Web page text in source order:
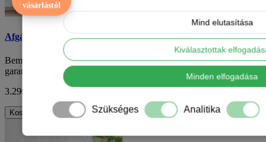
Afgán agár mintás bögre
Bemutatjuk az afgán agár mintás kerámiabögrénket, amely
garantáltan örömöt hoz minden kávézásodba va..
3.290 Ft
Kosárba
vásárlástól
Mind elutasítása
Kiválasztottak
Minden elfogadása
Szükséges Analitika